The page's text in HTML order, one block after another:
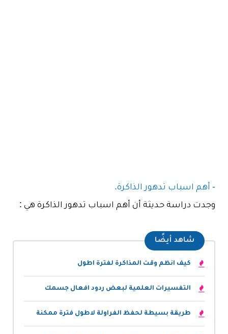
- أهم اسباب تدهور الذاكرة.
وجدت دراسة حديثة أن أهم اسباب تدهور الذاكرة هي :
شاهد أيضًا
كيف انظم وقت المذاكرة لفترة اطول
التفسيرات العلمية لبعض ردود افعال جسمك
طريقة بسيطة لحفظ الفراولة لاطول فترة ممكنة